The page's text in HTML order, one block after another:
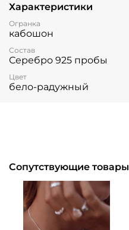
Характеристики
Огранка
кабошон
Состав
Серебро 925 пробы
Цвет
бело-радужный
Сопутствующие товары